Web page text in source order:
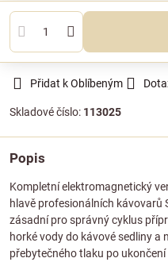
Přidat k Oblíbeným
Skladové číslo: 113025
Popis
Kompletní elektromagnetický
hlavě profesionálních kávovarů
zásadní pro správný cyklus
horké vody do kávové sedliny a
přebytečného tlaku po